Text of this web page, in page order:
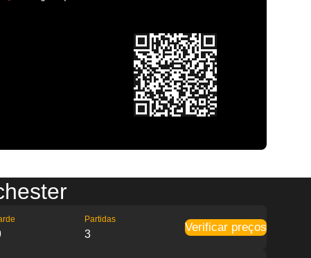
Partidas
3
Verificar preços